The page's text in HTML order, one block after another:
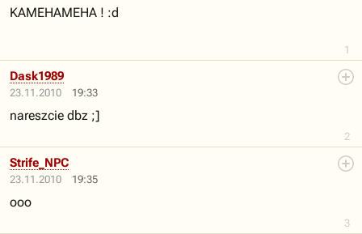
1
KAMEHAMEHA ! :d
23.11.2010 19:33
2
Dask1989
nareszcie dbz ;]
23.11.2010 19:35
3
Strife_NPC
ooo